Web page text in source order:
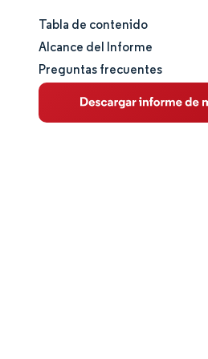
Tamaño y cuota de mercado
Análisis de mercado
Tendencias e ideas
Tabla de contenido
Alcance del Informe
Preguntas frecuentes